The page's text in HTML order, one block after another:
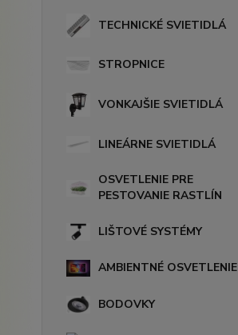
TECHNICKÉ SVIETIDLÁ
STROPNICE
VONKAJŠIE SVIETIDLÁ
LINEÁRNE SVIETIDLÁ
OSVETLENIE PRE
PESTOVANIE RASTLÍN
LIŠTOVÉ SYSTÉMY
AMBIENTNÉ OSVETLENIE
BODOVKY